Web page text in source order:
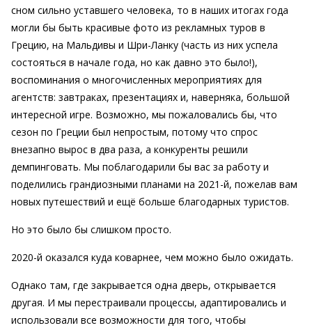
сном сильно уставшего человека, то в наших итогах года
могли бы быть красивые фото из рекламных туров в
Грецию, на Мальдивы и Шри-Ланку (часть из них успела
состояться в начале года, но как давно это было!),
воспоминания о многочисленных мероприятиях для
агентств: завтраках, презентациях и, наверняка, большой
интересной игре. Возможно, мы пожаловались бы, что
сезон по Греции был непростым, потому что спрос
внезапно вырос в два раза, а конкуренты решили
демпинговать. Мы поблагодарили бы вас за работу и
поделились грандиозными планами на 2021-й, пожелав вам
новых путешествий и ещё больше благодарных туристов.
Но это было бы слишком просто.
2020-й оказался куда коварнее, чем можно было ожидать.
Однако там, где закрывается одна дверь, открывается
другая. И мы перестраивали процессы, адаптировались и
использовали все возможности для того, чтобы